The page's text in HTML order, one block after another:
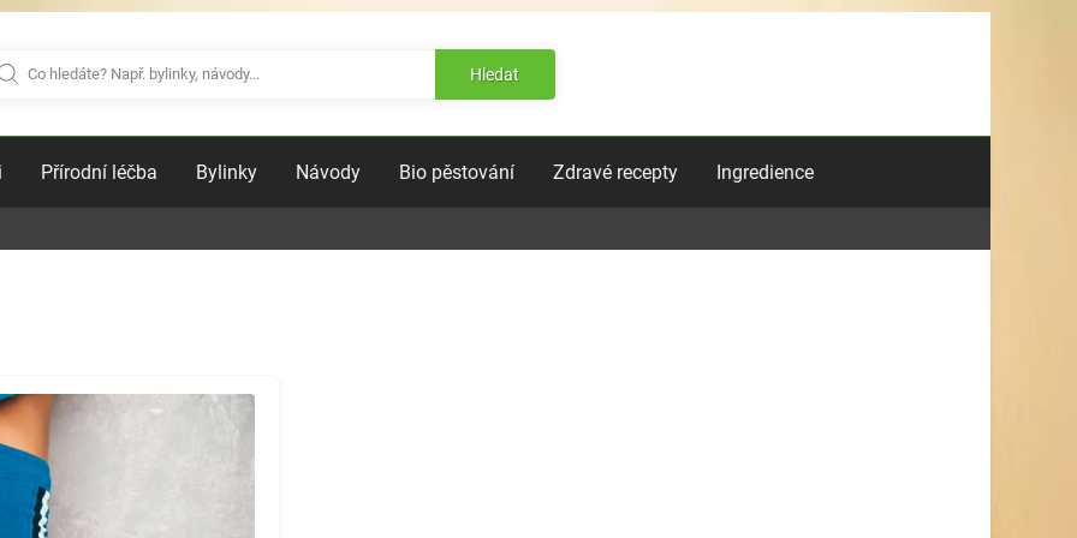
Hledat
Přírodní léčba Bylinky Návody Bio pěstování Zdravé recepty Ingredience